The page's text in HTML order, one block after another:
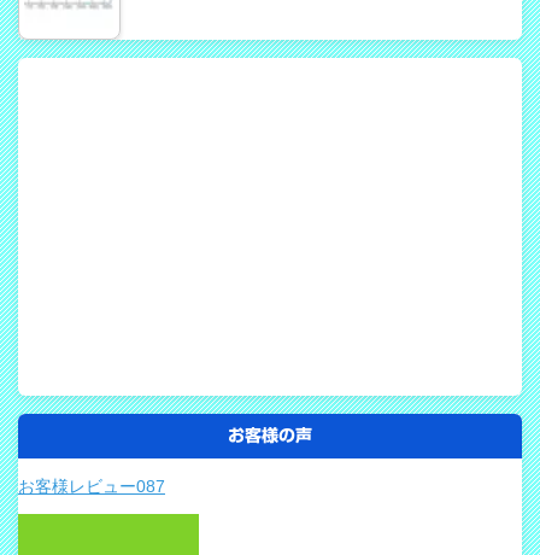
お客様の声
お客様レビュー087